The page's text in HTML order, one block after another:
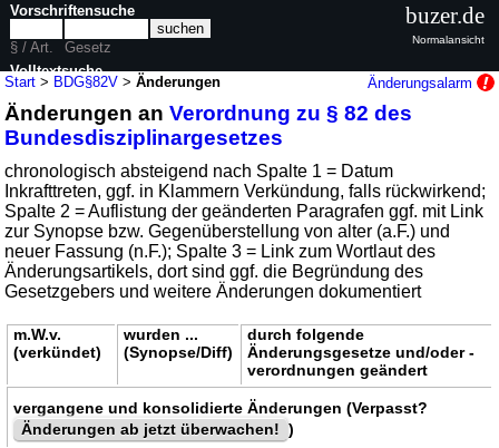
Start > BDG§82V >Änderungen Änderungsalarm
Änderungen anVerordnung zu § 82 des
Bundesdisziplinargesetzes
chronologisch absteigend nach Spalte 1 = Datum
Inkrafttreten, ggf. in Klammern Verkündung, falls rückwirkend;
Spalte 2 = Auflistung der geänderten Paragrafen ggf. mit Link
zur Synopse bzw. Gegenüberstellung von alter (a.F.) und
neuer Fassung (n.F.); Spalte 3 = Link zum Wortlaut des
Änderungsartikels, dort sind ggf. die Begründung des
Gesetzgebers und weitere Änderungen dokumentiert
m.W.v.
(verkündet)
wurden ...
(Synopse/Diff)
durch folgende
Änderungsgesetze und/oder -
verordnungen geändert
vergangene und konsolidierte Änderungen (Verpasst?
Änderungen ab jetzt überwachen! )
Vorschriftensuche
§ / Art.
Gesetz
Volltextsuche
nur in BDG§82V
buzer.de
Normalansicht